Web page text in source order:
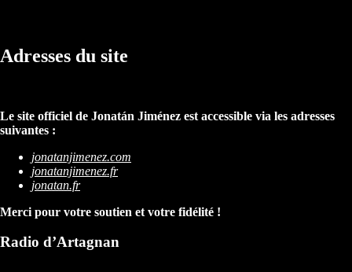
Adresses du site
Le site officiel de Jonatán Jiménez est accessible via les adresses
suivantes :
jonatanjimenez.com
jonatanjimenez.fr
jonatan.fr
Merci pour votre soutien et votre fidélité !
Radio d’Artagnan